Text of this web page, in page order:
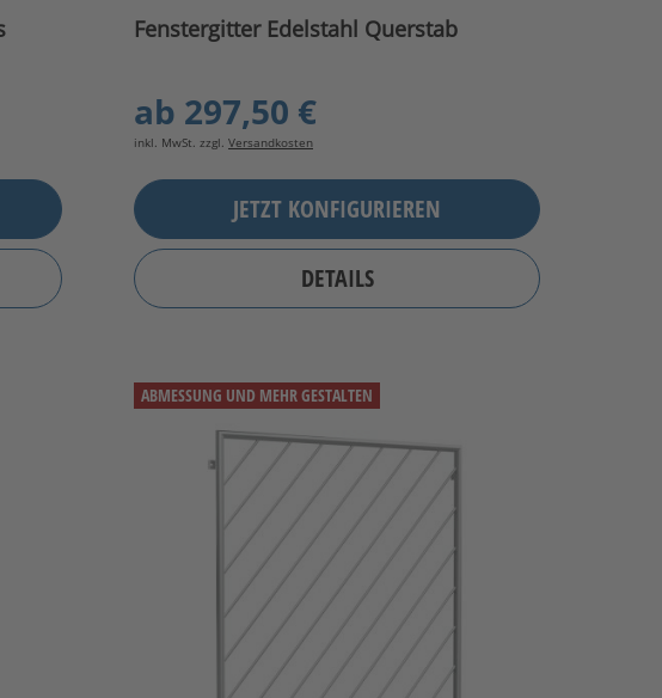
Fenstergitter Edelstahl Querstab
ab 297,50 €
inkl. MwSt. zzgl. Versandkosten
JETZT KONFIGURIEREN
DETAILS
ABMESSUNG UND MEHR GESTALTEN